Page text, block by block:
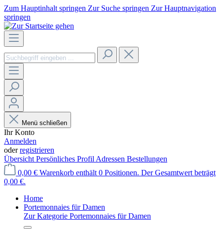
Zum Hauptinhalt springen Zur Suche springen Zur Hauptnavigation
springen
Menü schließen
Ihr Konto
Anmelden
oderregistrieren
Übersicht Persönliches Profil Adressen Bestellungen
0,00 € Warenkorb enthält 0 Positionen. Der Gesamtwert beträgt
0,00 €.
Home
Portemonnaies für Damen
Zur Kategorie Portemonnaies für Damen